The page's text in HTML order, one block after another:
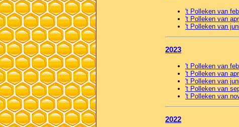
't Polleken van
't Polleken van
't Polleken van
2023
't Polleken van
't Polleken van
't Polleken van
't Polleken van
't Polleken van
2022